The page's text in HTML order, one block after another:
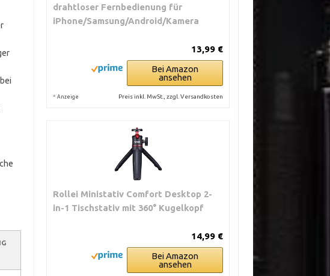
drahtloser Fernbedienung für
iPhone/Samsung/Android/Kamera
13,99 €
Bei Amazon
ansehen
* Anzeige Preis inkl. MwSt., zzgl. Versandkosten
Rollei Ministativ Comfort Desktop 2-
in-1 Tischstativ mit 360° Kugelkopf
14,99 €
Bei Amazon
ansehen